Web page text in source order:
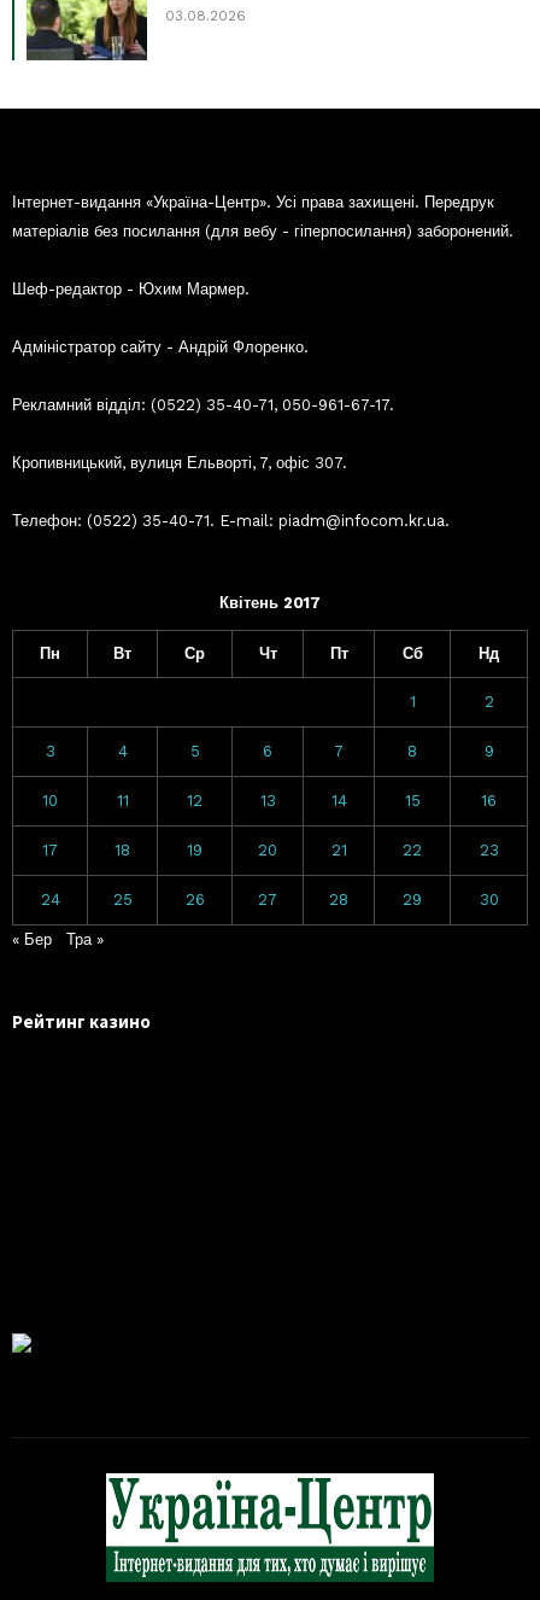
03.08.2026
Інтернет-видання «Україна-Центр». Усі права захищені. Передрук
матеріалів без посилання (для вебу - гіперпосилання) заборонений.
Шеф-редактор - Юхим Мармер.
Адміністратор сайту - Андрій Флоренко.
Рекламний відділ: (0522) 35-40-71, 050-961-67-17.
Кропивницький, вулиця Ельворті, 7, офіс 307.
Телефон: (0522) 35-40-71. E-mail: piadm@infocom.kr.ua.
Квітень 2017
Пн Вт Ср Чт Пт Сб Нд
1 2
3 4 5 6 7 8 9
10 11 12 13 14 15 16
17 18 19 20 21 22 23
24 25 26 27 28 29 30
« Бер Тра »
Рейтинг казино